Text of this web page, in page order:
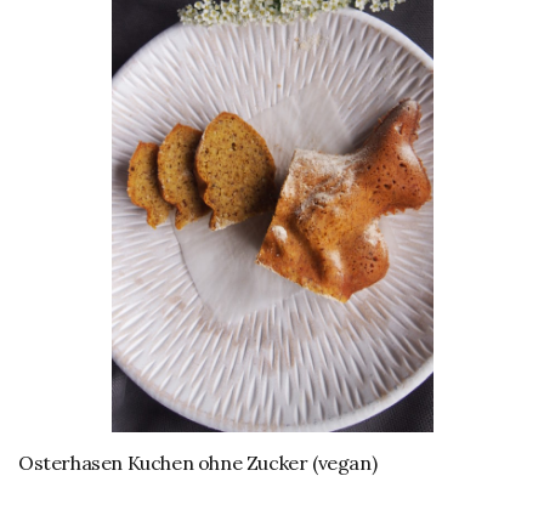
Osterhasen Kuchen ohne Zucker (vegan)